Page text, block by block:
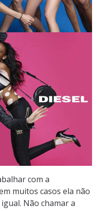
com a
muitos casos ela não
Não chamar a